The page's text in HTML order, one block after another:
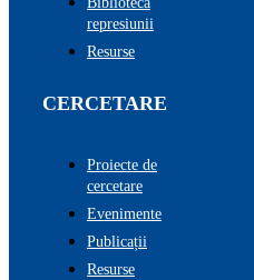
represiunii
Resurse
CERCETARE
Proiecte de
cercetare
Evenimente
Publicații
Resurse